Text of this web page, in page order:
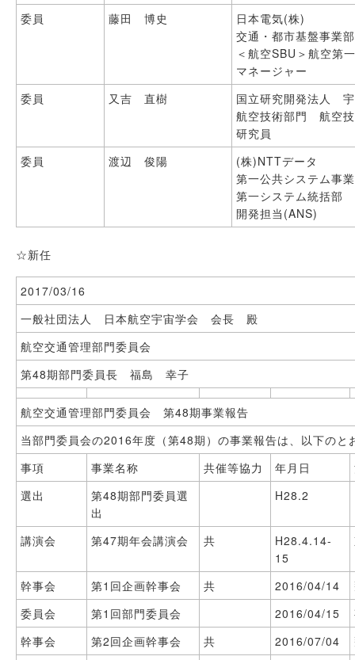
委員
藤田 博史
日本電気(株)
交通・都市基盤事業
＜航空SBU＞航空第
マネージャー
委員
又吉 直樹
国立研究開発法人
航空技術部門 航空
研究員
委員
渡辺 俊陽
(株)NTTデータ
第一公共システム事
第一システム統括部
開発担当(ANS)
☆新任
2017/03/16
一般社団法人 日本航空宇宙学会 会長 殿
航空交通管理部門委員会
第48期部門委員長 福島 幸子
航空交通管理部門委員会 第48期事業報告
当部門委員会の2016年度（第48期）の事業報告は、以下のと
事項
事業名称 共催等協力 年月日
選出
第48期部門委員選
出
H28.2
講演会 第47期年会講演会 共
H28.4.14-
15
幹事会 第1回企画幹事会 共 2016/04/14
委員会
第1回部門委員会 2016/04/15
幹事会
第2回企画幹事会 共 2016/07/04